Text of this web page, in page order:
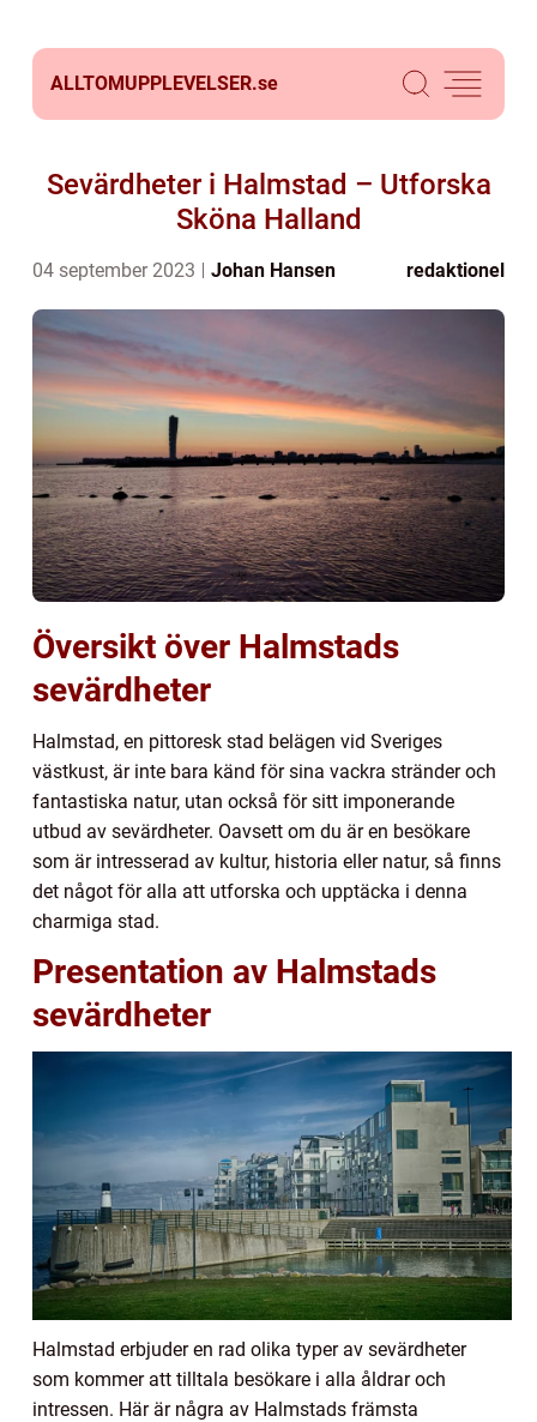
ALLTOMUPPLEVELSER.se
Sevärdheter i Halmstad – Utforska
Sköna Halland
04 september 2023 Johan Hansen redaktionel
Översikt över Halmstads
sevärdheter
Halmstad, en pittoresk stad belägen vid Sveriges
västkust, är inte bara känd för sina vackra stränder och
fantastiska natur, utan också för sitt imponerande
utbud av sevärdheter. Oavsett om du är en besökare
som är intresserad av kultur, historia eller natur, så finns
det något för alla att utforska och upptäcka i denna
charmiga stad.
Presentation av Halmstads
sevärdheter
Halmstad erbjuder en rad olika typer av sevärdheter
som kommer att tilltala besökare i alla åldrar och
intressen. Här är några av Halmstads främsta